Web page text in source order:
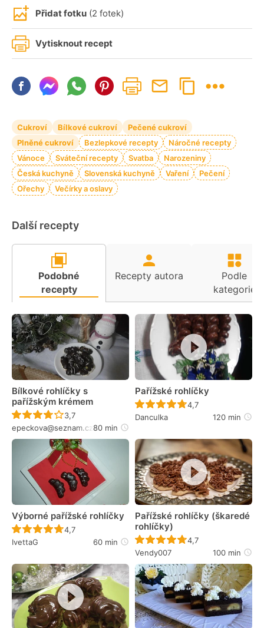
Přidat fotku (2 fotek)
Vytisknout recept
Cukroví Bílkové cukroví
Pečené cukroví
Plněné cukroví
Bezlepkové recepty
Náročné recepty
Vánoce
Sváteční recepty Svatba
Narozeniny
Česká kuchyně
Slovenská kuchyně Vaření
Pečení
Ořechy
Večírky a oslavy
Další recepty
Podobné
recepty
Recepty autora
Podle
kategorie
Bílkové rohlíčky s
pařížským krémem
Recept ještě nebyl hodnocen
3,7
epeckova@seznam.cz80 min
Pařížské rohlíčky
Recept ještě nebyl
4,7
Danculka
120 min
Výborné pařížské rohlíčky
Recept ještě nebyl hodnocen
4,7
IvettaG
60 min
Pařížské rohlíčky (škaredé
rohlíčky)
Recept ještě nebyl
4,7
Vendy007
100 min